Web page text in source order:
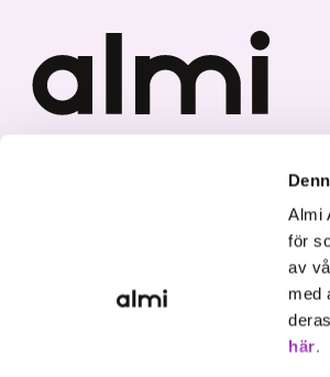
Almi
för
av
med
här.